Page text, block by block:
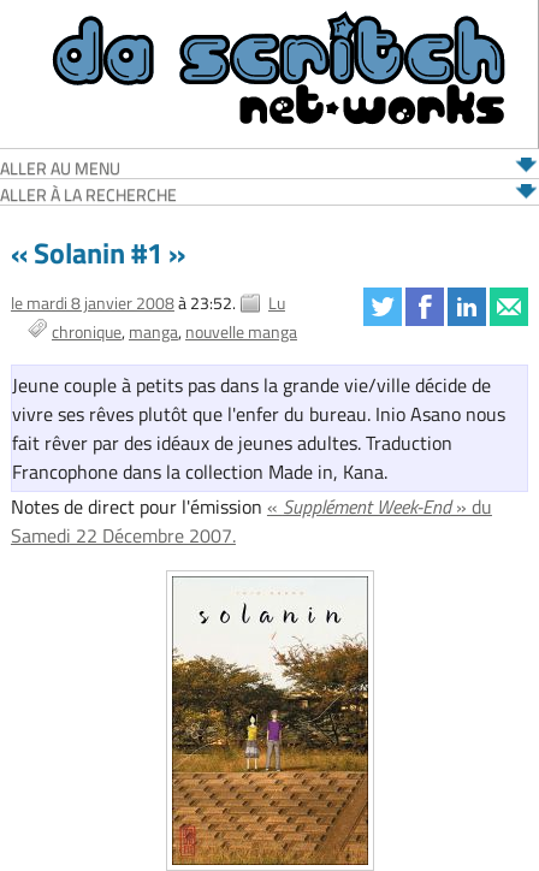
ALLER AU MENU
ALLER À LA RECHERCHE
« Solanin #1 »
le mardi 8 janvier 2008à 23:52.
Lu
chronique manga nouvelle manga
Jeune couple à petits pas dans la grande vie/ville décide de
vivre ses rêves plutôt que l'enfer du bureau. Inio Asano nous
fait rêver par des idéaux de jeunes adultes. Traduction
Francophone dans la collection Made in, Kana.
Notes de direct pour l'émission « Supplément Week-End» du
Samedi 22 Décembre 2007.